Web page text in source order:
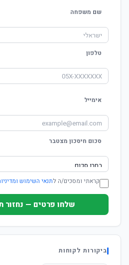
שם משפחה
טלפון
אימייל
סכום חיסכון מצטבר
קראתי ומסכים/ה לתנאי השימוש
שלחו פרטים — נחזור תוך 24
ביקורות לקוחות